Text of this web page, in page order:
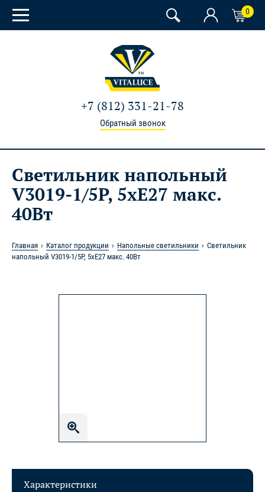
0
+7 (812) 331-21-78
Обратный звонок
Светильник напольный
V3019-1/5P, 5хE27 макс.
40Вт
Главная Каталог продукции Напольные светильники
Светильник
напольный V3019-1/5P, 5хE27 макс. 40Вт
Характеристики